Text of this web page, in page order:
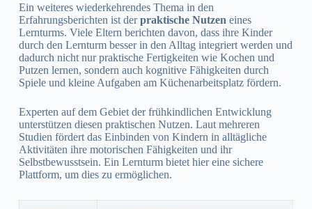
Ein weiteres wiederkehrendes Thema in den
Erfahrungsberichten ist derpraktische Nutzen eines
Lernturms. Viele Eltern berichten davon, dass ihre Kinder
durch den Lernturm besser in den Alltag integriert werden und
dadurch nicht nur praktische Fertigkeiten wie Kochen und
Putzen lernen, sondern auch kognitive Fähigkeiten durch
Spiele und kleine Aufgaben am Küchenarbeitsplatz fördern.
Experten auf dem Gebiet der frühkindlichen Entwicklung
unterstützen diesen praktischen Nutzen. Laut mehreren
Studien fördert das Einbinden von Kindern in alltägliche
Aktivitäten ihre motorischen Fähigkeiten und ihr
Selbstbewusstsein. Ein Lernturm bietet hier eine sichere
Plattform, um dies zu ermöglichen.